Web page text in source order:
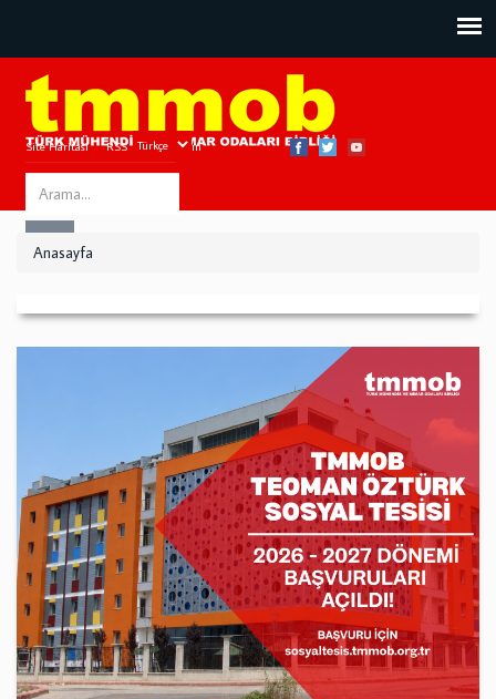
Site Haritası RSS Bize Ulaşın
Search
this
Anasayfa